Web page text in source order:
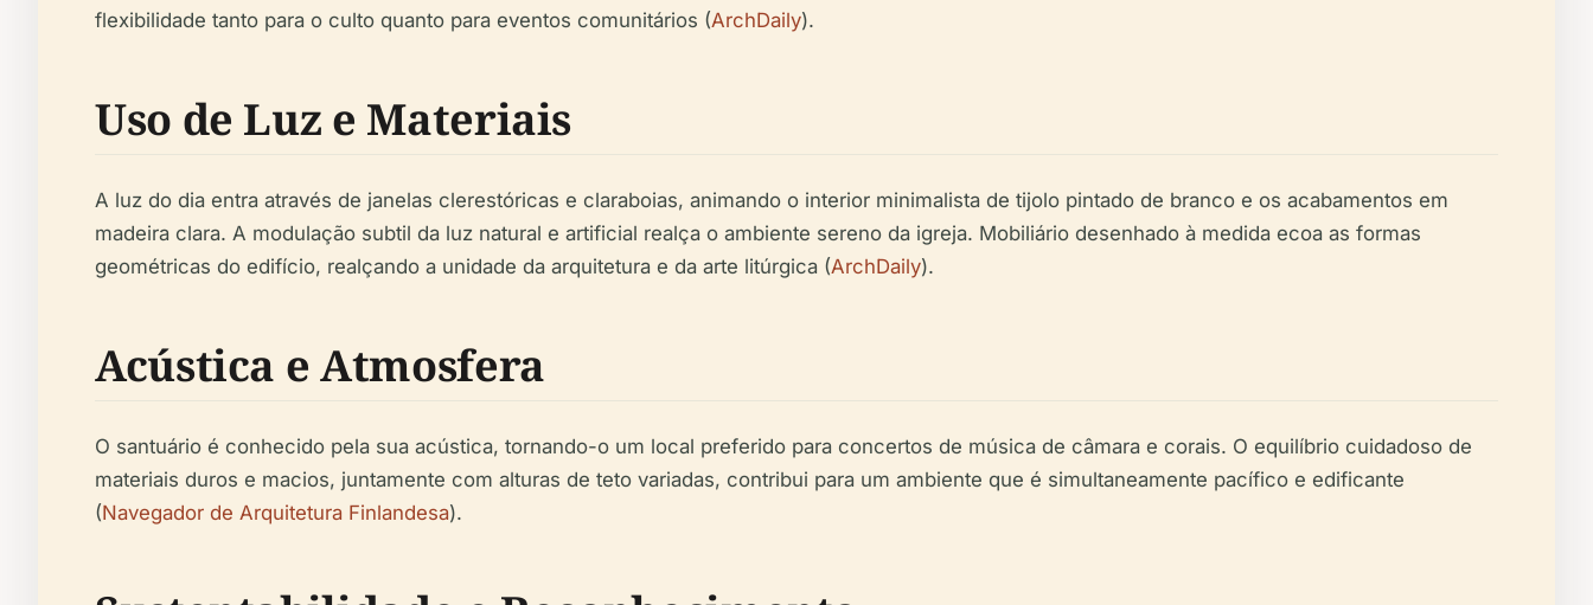
flexibilidade tanto para o culto quanto para eventos comunitários (ArchDaily).
Uso de Luz e Materiais
A luz do dia entra através de janelas clerestóricas e claraboias, animando o interior minimalista de tijolo pintado de branco e os acabamentos em
madeira clara. A modulação subtil da luz natural e artificial realça o ambiente sereno da igreja. Mobiliário desenhado à medida ecoa as formas
geométricas do edifício, realçando a unidade da arquitetura e da arte litúrgica (ArchDaily).
Acústica e Atmosfera
O santuário é conhecido pela sua acústica, tornando-o um local preferido para concertos de música de câmara e corais. O equilíbrio cuidadoso de
materiais duros e macios, juntamente com alturas de teto variadas, contribui para um ambiente que é simultaneamente pacífico e edificante
(Navegador de Arquitetura Finlandesa).